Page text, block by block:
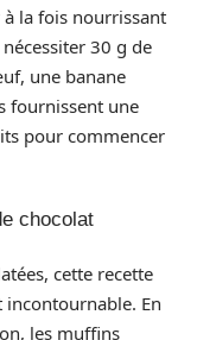
la fois nourrissant
30 g de
une banane
fournissent une
pour commencer
chocolat
cette recette
En
les muffins